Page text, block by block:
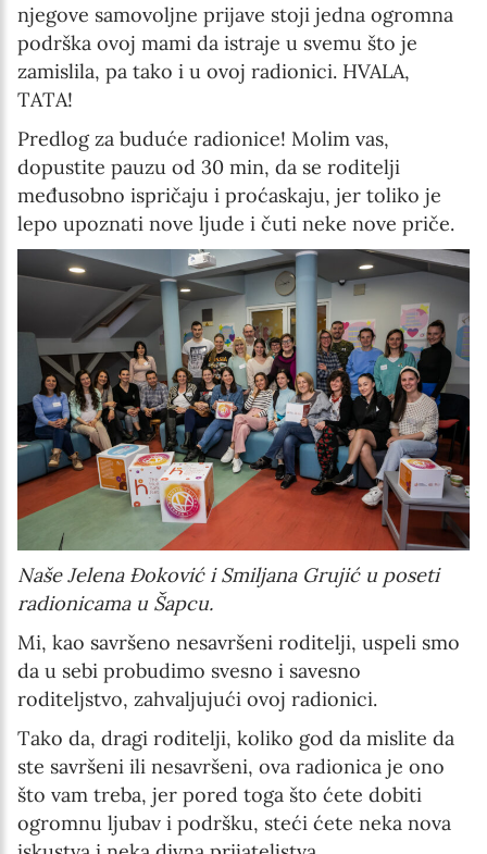
njegove samovoljne prijave stoji jedna ogromna
podrška ovoj mami da istraje u svemu što je
zamislila, pa tako i u ovoj radionici. HVALA,
TATA!
Predlog za buduće radionice! Molim vas,
dopustite pauzu od 30 min, da se roditelji
međusobno ispričaju i proćaskaju, jer toliko je
lepo upoznati nove ljude i čuti neke nove priče.
Naše Jelena Đoković i Smiljana Grujić u poseti
radionicama u Šapcu.
Mi, kao savršeno nesavršeni roditelji, uspeli smo
da u sebi probudimo svesno i savesno
roditeljstvo, zahvaljujući ovoj radionici.
Tako da, dragi roditelji, koliko god da mislite da
ste savršeni ili nesavršeni, ova radionica je ono
što vam treba, jer pored toga što ćete dobiti
ogromnu ljubav i podršku, steći ćete neka nova